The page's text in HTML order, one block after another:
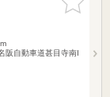
りに追加
阪自動車道甚目寺南I